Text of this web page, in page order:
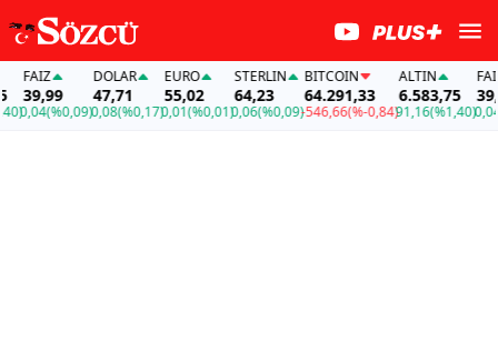
FAİZ
39,99
(%0,09)
DOLAR
47,71
0,08(%0,17)
EURO
55,02
0,01(%0,01)
STERLIN
64,23
0,06(%0,09)
BITCOIN
64.291,33
-546,66(%-0,84)
ALTIN
6.583,75
91,16(%1,40)
FAİZ
39,99
0,04